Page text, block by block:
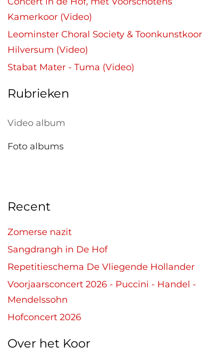
Kamerkoor (Video)
Leominster Choral Society & Toonkunstkoor
Hilversum (Video)
Stabat Mater - Tuma (Video)
Rubrieken
Video album
Foto albums
Recent
Zomerse nazit
Sangdrangh in De Hof
Repetitieschema De Vliegende Hollander
Voorjaarsconcert 2026 - Puccini - Handel -
Mendelssohn
Hofconcert 2026
Over het Koor